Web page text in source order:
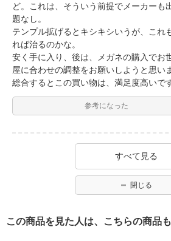
ど。これは、そういう前提でメーカーも
題なし。
テンプル拡げるとキシキシいうが、これ
れば治るのかな。
安く手に入り、後は、メガネの購入でお
屋に合わせの調整をお願いしようと思い
総合するとこの買い物は、満足度高いです
参考になった
すべて見る
閉じる
この商品を見た人は、こちらの商品